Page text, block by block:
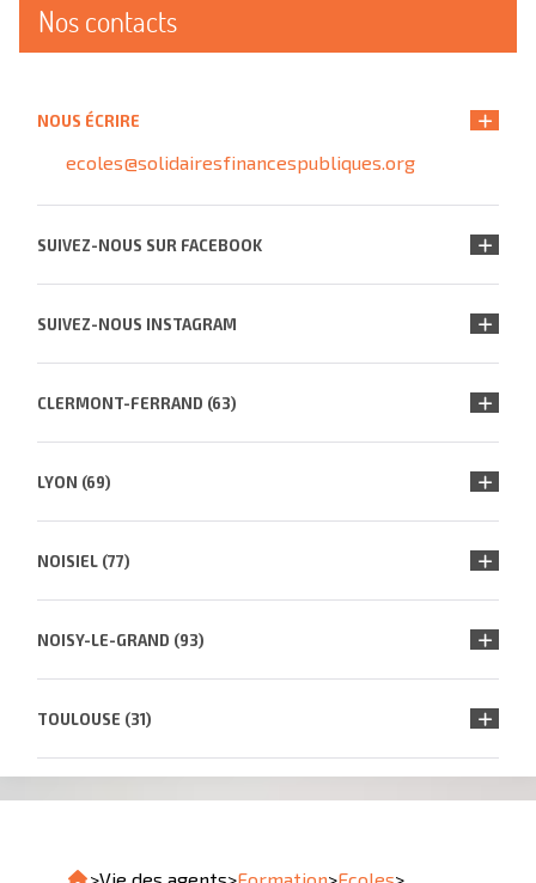
Nos contacts
NOUS ÉCRIRE
ecoles@solidairesfinancespubliques.org
SUIVEZ-NOUS SUR FACEBOOK
SUIVEZ-NOUS INSTAGRAM
CLERMONT-FERRAND (63)
LYON (69)
NOISIEL (77)
NOISY-LE-GRAND (93)
TOULOUSE (31)